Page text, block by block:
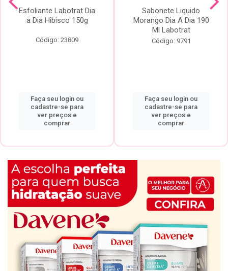
Esfoliante Labotrat Dia
a Dia Hibisco 150g
Código: 23809
Faça seu login ou
cadastre-se para
ver preços e
comprar
Sabonete Liquido
Morango Dia A Dia 190
Ml Labotrat
Código: 9791
Faça seu login ou
cadastre-se para
ver preços e
comprar